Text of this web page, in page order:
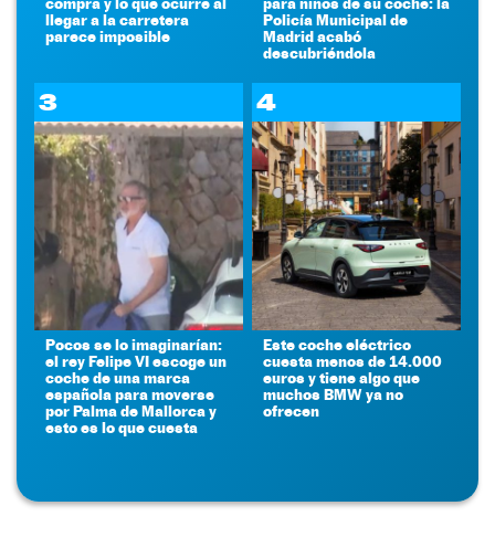
llegar a la carretera
parece imposible
Policía Municipal de
Madrid acabó
descubriéndola
3
Pocos se lo imaginarían:
el rey Felipe VI escoge un
coche de una marca
española para moverse
por Palma de Mallorca y
esto es lo que cuesta
4
Este coche eléctrico
cuesta menos de 14.000
euros y tiene algo que
muchos BMW ya no
ofrecen